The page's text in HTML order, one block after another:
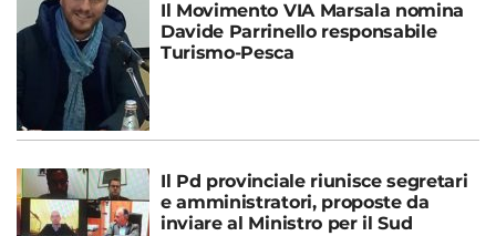
Il Movimento VIA Marsala nomina
Davide Parrinello responsabile
Turismo-Pesca
Il Pd provinciale riunisce segretari
e amministratori, proposte da
inviare al Ministro per il Sud